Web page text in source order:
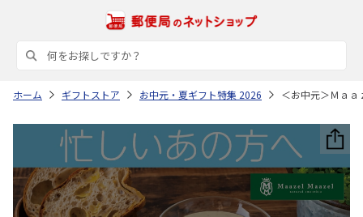
ホーム ギフトストア お中元・夏ギフト特集 2026 ＜お中元＞Ｍａ